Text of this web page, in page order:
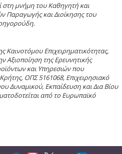
μνήμη του Καθηγητή και
Παραγωγής και Διοίκησης του
Καινοτόμου Επιχειρηματικότητας,
Αξιοποίηση της Ερευνητικής
και Υπηρεσιών που
OΠΣ 5161068, Επιχειρησιακό
Δυναμικού, Εκπαίδευση και Δια Βίου
από το Ευρωπαϊκό